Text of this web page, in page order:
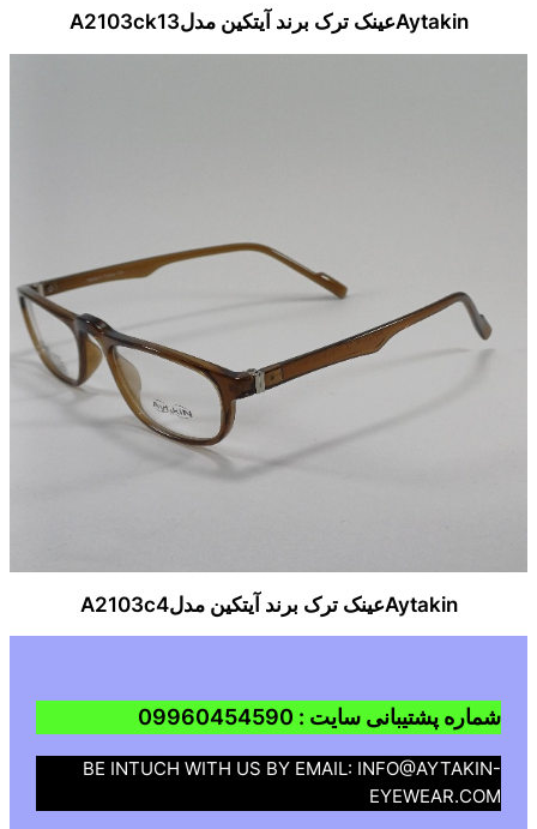
Aytakinعینک ترک برند آیتکین مدلA2103ck13
Aytakinعینک ترک برند آیتکین مدلA2103c4
شماره پشتیبانی سایت : 09960454590
BE INTUCH WITH US BY EMAIL: INFO@AYTAKIN-
EYEWEAR.COM